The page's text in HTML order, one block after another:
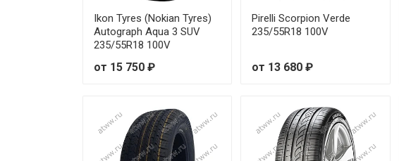
Ikon Tyres (Nokian Tyres)
Autograph Aqua 3 SUV
235/55R18 100V
от 15 750 ₽
Pirelli Scorpion Verde
235/55R18 100V
от 13 680 ₽